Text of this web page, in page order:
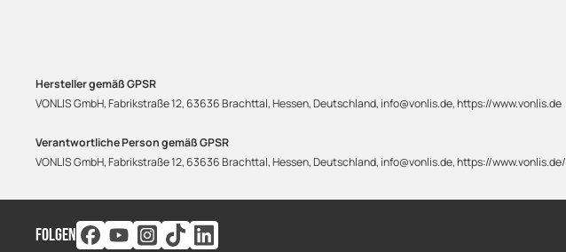
Hersteller gemäß GPSR
VONLIS GmbH, Fabrikstraße 12, 63636 Brachttal, Hessen, Deutschland, info@vonlis.de, https://www.vonlis.de
Verantwortliche Person gemäß GPSR
VONLIS GmbH, Fabrikstraße 12, 63636 Brachttal, Hessen, Deutschland, info@vonlis.de, https://www.vonlis.de/
FOLGEN